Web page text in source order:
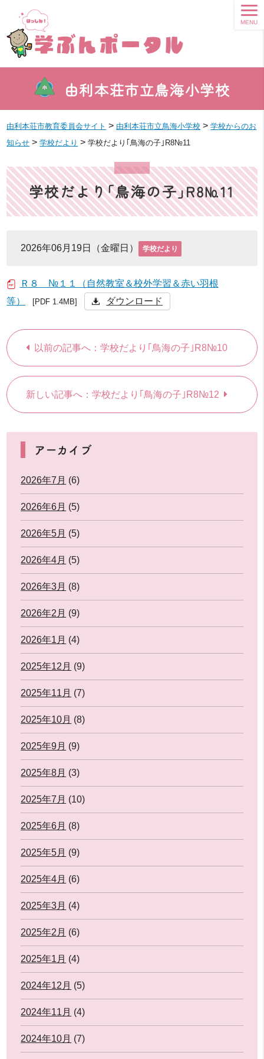
由利本荘市立鳥海小学校
MENU
由利本荘市教育委員会サイト > 由利本荘市立鳥海小学校 >学校からのお
知らせ >学校だより >学校だより｢鳥海の子｣R8№11
学校だより｢鳥海の子｣R8№11
2026年06月19日（金曜日） 学校だより
Ｒ８ №１１（自然教室＆校外学習＆赤い羽根
等）
[PDF 1.4MB] ダウンロード
以前の記事へ：学校だより｢鳥海の子｣R8№10
新しい記事へ：学校だより｢鳥海の子｣R8№12
アーカイブ
2026年7月 (6)
2026年6月 (5)
2026年5月 (5)
2026年4月 (5)
2026年3月 (8)
2026年2月 (9)
2026年1月 (4)
2025年12月 (9)
2025年11月 (7)
2025年10月 (8)
2025年9月 (9)
2025年8月 (3)
2025年7月 (10)
2025年6月 (8)
2025年5月 (9)
2025年4月 (6)
2025年3月 (4)
2025年2月 (6)
2025年1月 (4)
2024年12月 (5)
2024年11月 (4)
2024年10月 (7)